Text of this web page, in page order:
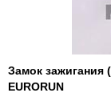
Замок зажигания
EURORUN